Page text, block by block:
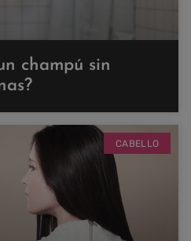
champú sin
CABELLO